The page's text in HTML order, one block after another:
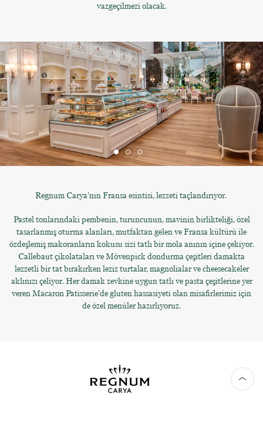
vazgeçilmezi olacak.
Regnum Carya’nın Fransa esintisi, lezzeti taçlandırıyor.
Pastel tonlarındaki pembenin, turuncunun, mavinin birlikteliği, özel
tasarlanmış oturma alanları, mutfaktan gelen ve Fransa kültürü ile
özdeşlemiş makoranların kokusu sizi tatlı bir mola anının içine çekiyor.
Callebaut çikolataları ve Mövenpick dondurma çeşitleri damakta
lezzetli bir tat bırakırken leziz turtalar, magnolialar ve cheesecakeler
aklınızı çeliyor. Her damak zevkine uygun tatlı ve pasta çeşitlerine yer
veren Macaron Patisserie’de gluten hassasiyeti olan misafirlerimiz için
de özel menüler hazırlıyoruz.